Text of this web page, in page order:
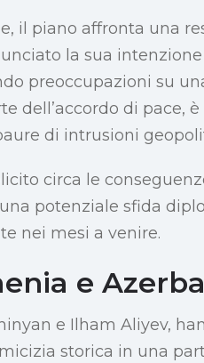
il piano affronta una
la sua
preoccupazioni su
dell’accordo di pace,
di intrusioni
circa le
potenziale sfida
nei mesi a venire.
e
e Ilham Aliyev,
storica in una